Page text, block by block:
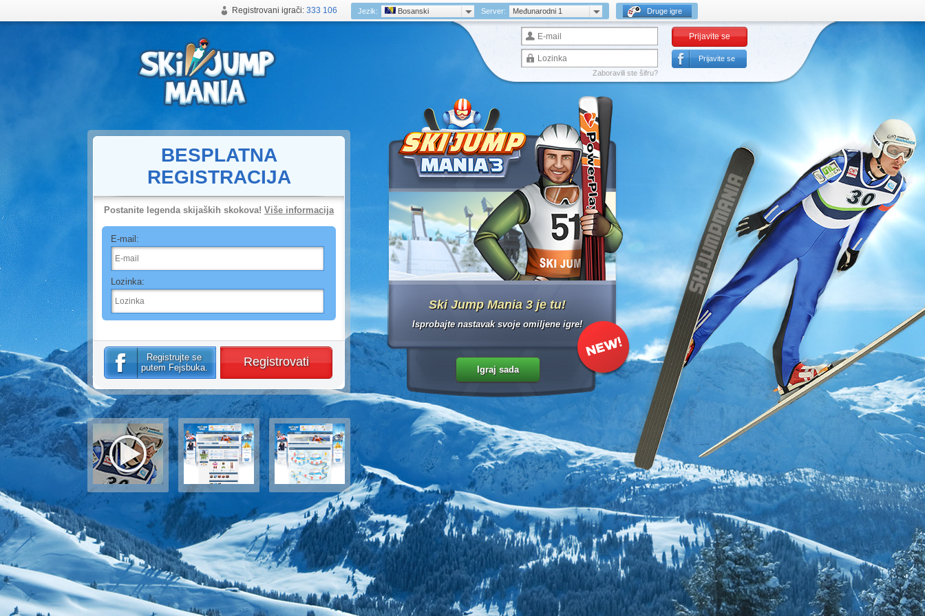
Registrovani igrači: 333 106 Jezik: Bosanski Server: Međunarodni 1 Druge igre
Zaboravili ste šifru?
Prijavite se
Prijavite se
BESPLATNA
REGISTRACIJA
Postanite legenda skijaških skokova! Više informacija
E-mail:
Lozinka:
Registrujte se
putem Fejsbuka.
Registrovati
Ski Jump Mania 3 je tu!
Isprobajte nastavak svoje omiljene igre!